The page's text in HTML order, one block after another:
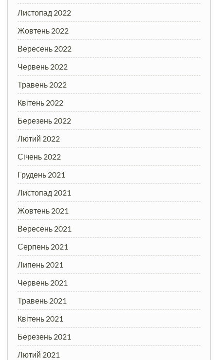
Листопад 2022
Жовтень 2022
Вересень 2022
Червень 2022
Травень 2022
Квітень 2022
Березень 2022
Лютий 2022
Січень 2022
Грудень 2021
Листопад 2021
Жовтень 2021
Вересень 2021
Серпень 2021
Липень 2021
Червень 2021
Травень 2021
Квітень 2021
Березень 2021
Лютий 2021